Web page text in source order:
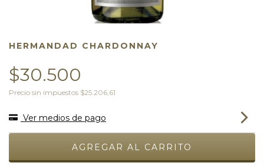
HERMANDAD CHARDONNAY
$30.500
Precio sin impuestos $25.206,61
Ver medios de pago